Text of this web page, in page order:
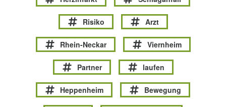
Risiko Arzt
Rhein-Neckar Viernheim
Partner laufen
Heppenheim Bewegung